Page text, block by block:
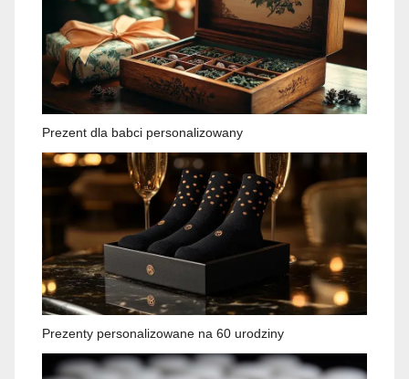
Prezent dla babci personalizowany
Prezenty personalizowane na 60 urodziny